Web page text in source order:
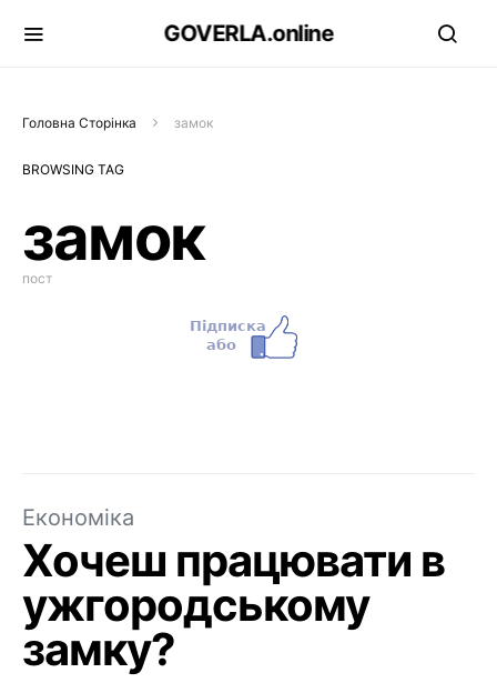
GOVERLA.online
Головна Сторінка замок
BROWSING TAG
замок
пост
Економіка
Хочеш працювати в
ужгородському
замку?